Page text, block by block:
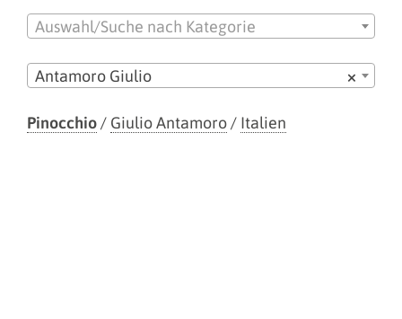
Auswahl/Suche nach Kategorie
×
Antamoro Giulio
Pinocchio/ Giulio Antamoro/ Italien